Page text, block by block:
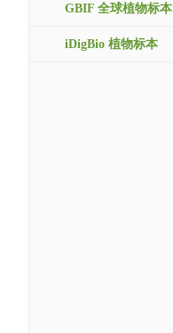
GBIF 全球植物标本
iDigBio 植物标本